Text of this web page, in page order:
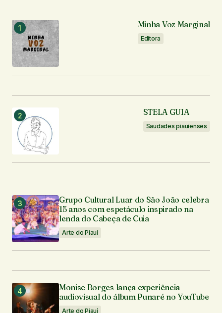
Notifique-me sobre novas publicações por e-mail.
Enviar comentário
Minha Voz Marginal
Editora
STELA GUIA
Saudades piauienses
Grupo Cultural Luar do São João celebra
15 anos com espetáculo inspirado na
lenda do Cabeça de Cuia
Arte do Piauí
Monise Borges lança experiência
audiovisual do álbum Punaré no YouTube
Arte do Piauí